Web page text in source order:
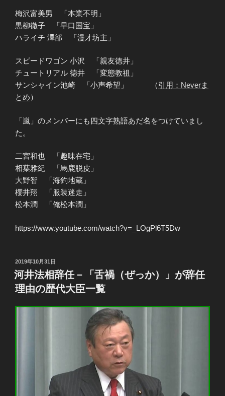
梅沢富美男 「本業不明」
黒柳徹子 「早口国宝」
ハライチ 澤部 「漫才坊主」
スピードワゴン 小沢 「親友徳井」
チュートリアル 徳井 「変態教祖」
サンシャイン池崎 「小声希望」 （引用：Neverま
とめ）
「嵐」のメンバーにも四文字熟語あだ名をつけていまし
た。
二宮和也 「趣味在宅」
相葉雅紀 「馬鹿脱皮」
大野智 「海釣地蔵」
櫻井翔 「服装迷走」
松本潤 「俺松本潤」
https://www.youtube.com/watch?v=_LOgPl6T5Dw
投
稿
日:
2019年10月31日
河井法相辞任－「舌禍（ぜっか）」が辞任
理由の歴代大臣一覧